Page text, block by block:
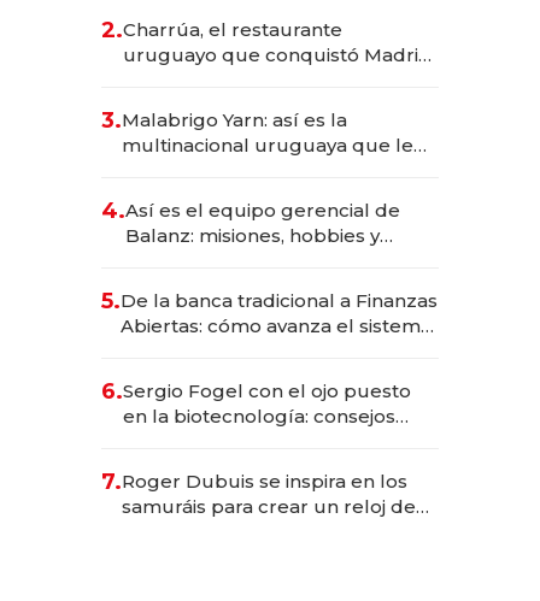
millones
2.Charrúa, el restaurante
uruguayo que conquistó Madrid:
anticipación y prepara apertura
3.Malabrigo Yarn: así es la
multinacional uruguaya que le
4.Así es el equipo gerencial de
Balanz: misiones, hobbies y
5.De la banca tradicional a Finanzas
Abiertas: cómo avanza el sistema
6.Sergio Fogel con el ojo puesto
en la biotecnología: consejos
rol de la IA
7.Roger Dubuis se inspira en los
samuráis para crear un reloj de